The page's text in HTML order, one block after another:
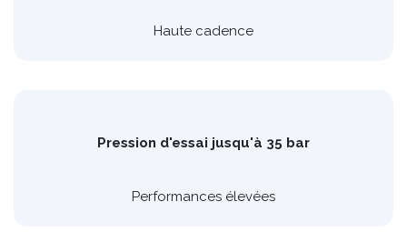
Haute cadence
Pression d'essai jusqu'à 35 bar
Performances élevées